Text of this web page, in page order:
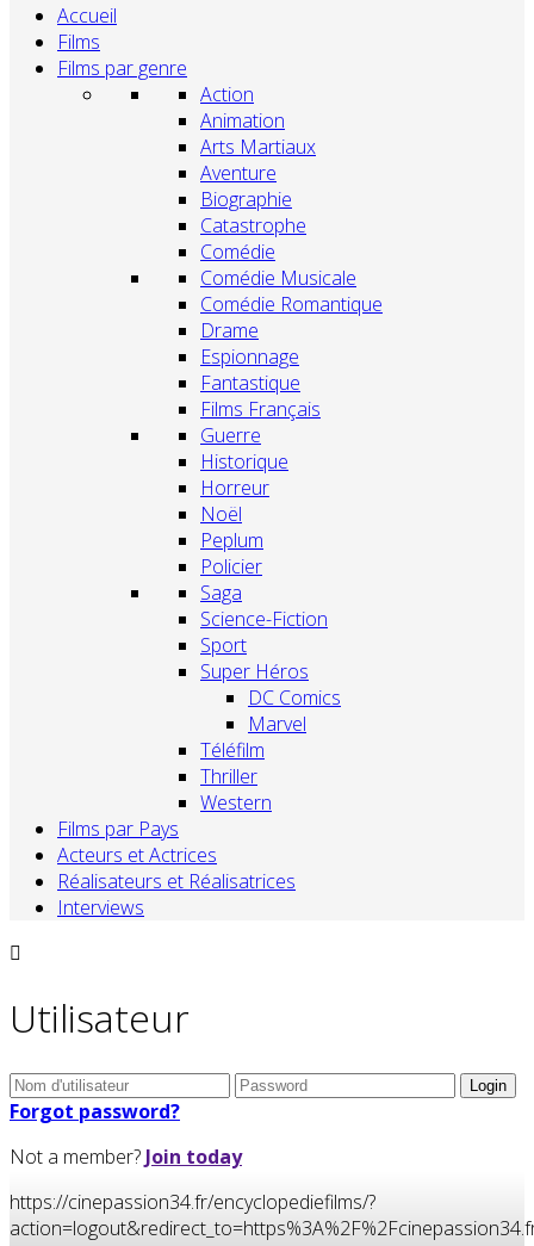
Accueil
Films
Films par genre
Action
Animation
Arts Martiaux
Aventure
Biographie
Catastrophe
Comédie
Comédie Musicale
Comédie Romantique
Drame
Espionnage
Fantastique
Films Français
Guerre
Historique
Horreur
Noël
Peplum
Policier
Saga
Science-Fiction
Sport
Super Héros
DC Comics
Marvel
Téléfilm
Thriller
Western
Films par Pays
Acteurs et Actrices
Réalisateurs et Réalisatrices
Interviews
Utilisateur
Forgot password?
Not a member? Join today
https://cinepassion34.fr/encyclopediefilms/?